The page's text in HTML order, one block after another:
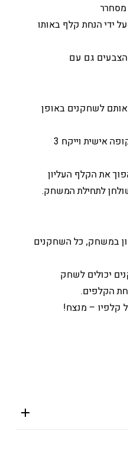
ידי הנחת קלף באותו
הצבעים גם עם
אותם לשחקנים באופן
כל שחקן ישתמש בקלפיו כקופה אישית וייקח 3
את הקלף העליון
לתחילת המשחק.
במשחק, כל השחקנים
יכולים לשחק
הקלפים.
קלפיו – מנצח!